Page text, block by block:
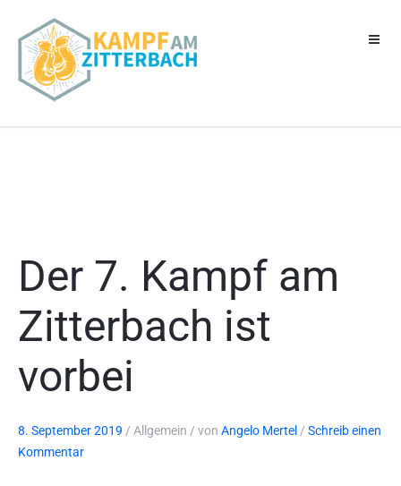
Inhalt
springen
Der 7. Kampf am
Zitterbach ist
vorbei
8. September 2019 / Allgemein / von Angelo Mertel / Schreib einen
Kommentar